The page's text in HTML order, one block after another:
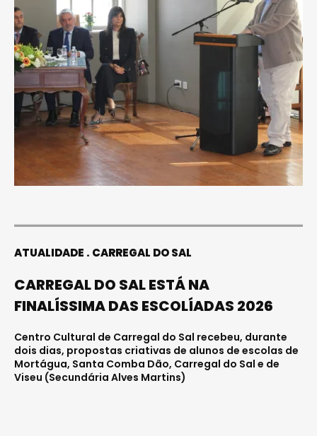
ATUALIDADE CARREGAL DO SAL
CARREGAL DO SAL ESTÁ NA
FINALÍSSIMA DAS ESCOLÍADAS 2026
Centro Cultural de Carregal do Sal recebeu, durante
dois dias, propostas criativas de alunos de escolas de
Mortágua, Santa Comba Dão, Carregal do Sal e de
Viseu (Secundária Alves Martins)